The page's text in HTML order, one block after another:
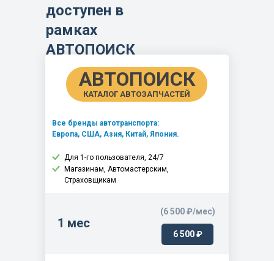
доступен в
рамках
АВТОПОИСК
КАТАЛОГ АВТОЗАПЧАСТЕЙ
АВТОПОИСК
(6 500 ₽/мес)
6 500 ₽
Все бренды автотранспорта:
Европа, США, Азия, Китай, Япония.
Магазинам, Автомастерским,
Страховщикам
Для 1-го пользователя, 24/7
1 мес